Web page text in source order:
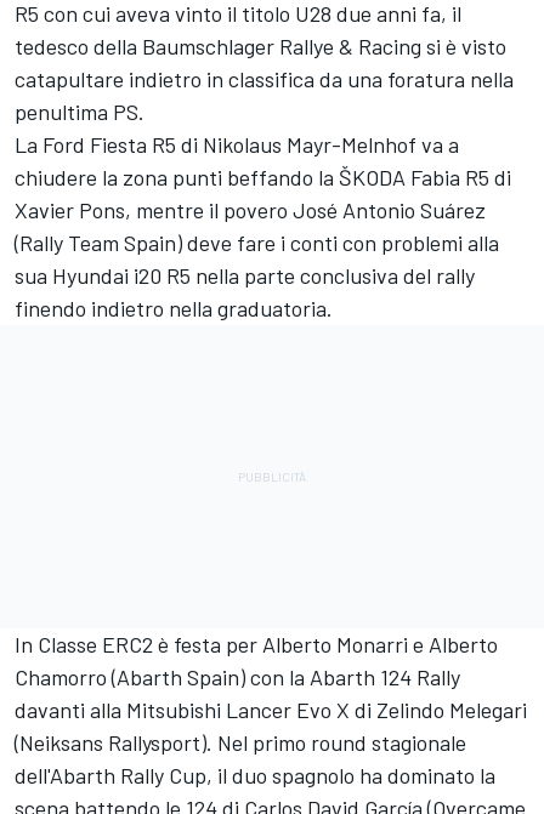
R5 con cui aveva vinto il titolo U28 due anni fa, il
tedesco della Baumschlager Rallye & Racing si è visto
catapultare indietro in classifica da una foratura nella
penultima PS.
La Ford Fiesta R5 di Nikolaus Mayr-Melnhof va a
chiudere la zona punti beffando la ŠKODA Fabia R5 di
Xavier Pons, mentre il povero José Antonio Suárez
(Rally Team Spain) deve fare i conti con problemi alla
sua Hyundai i20 R5 nella parte conclusiva del rally
finendo indietro nella graduatoria.
In Classe ERC2 è festa per Alberto Monarri e Alberto
Chamorro (Abarth Spain) con la Abarth 124 Rally
davanti alla Mitsubishi Lancer Evo X di Zelindo Melegari
(Neiksans Rallysport). Nel primo round stagionale
dell'Abarth Rally Cup, il duo spagnolo ha dominato la
scena battendo le 124 di Carlos David García (Overcame